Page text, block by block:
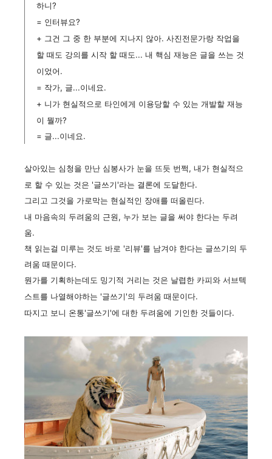
하니?
= 인터뷰요?
+ 그건 그 중 한 부분에 지나지 않아. 사진전문가랑 작업을
할 때도 강의를 시작 할 때도... 내 핵심 재능은 글을 쓰는 것
이었어.
= 작가, 글...이네요.
+ 니가 현실적으로 타인에게 이용당할 수 있는 개발할 재능
이 뭘까?
= 글...이네요.
살아있는 심청을 만난 심봉사가 눈을 뜨듯 번쩍, 내가 현실적으
로 할 수 있는 것은 '글쓰기'라는 결론에 도달한다.
그리고 그것을 가로막는 현실적인 장애를 떠올린다.
내 마음속의 두려움의 근원, 누가 보는 글을 써야 한다는 두려
움.
책 읽는걸 미루는 것도 바로 '리뷰'를 남겨야 한다는 글쓰기의 두
려움 때문이다.
뭔가를 기획하는데도 밍기적 거리는 것은 날렵한 카피와 서브텍
스트를 나열해야하는 '글쓰기'의 두려움 때문이다.
따지고 보니 온통'글쓰기'에 대한 두려움에 기인한 것들이다.